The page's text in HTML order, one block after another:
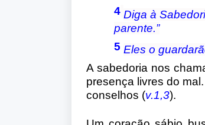
4 Diga à
parente.”
5 Eles o
A sabedoria nos
presença livres do
conselhos (v.1,3).